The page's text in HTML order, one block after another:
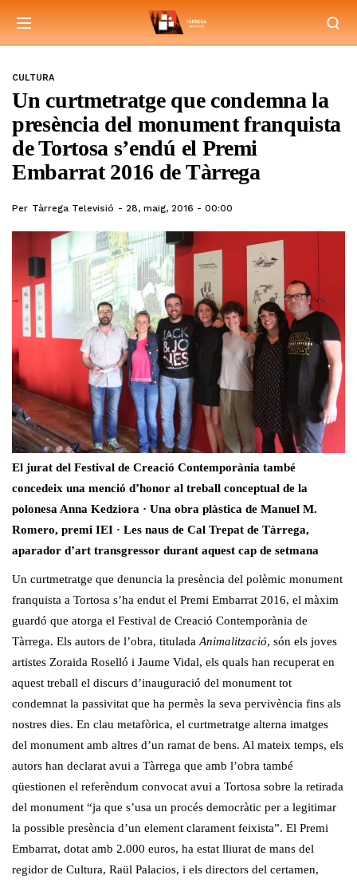
CULTURA
Un curtmetratge que condemna la
presència del monument franquista
de Tortosa s’endú el Premi
Embarrat 2016 de Tàrrega
Per Tàrrega Televisió 28, maig, 2016 - 00:00
El jurat del Festival de Creació Contemporània també
concedeix una menció d’honor al treball conceptual de la
polonesa Anna Kedziora · Una obra plàstica de Manuel M.
Romero, premi IEI · Les naus de Cal Trepat de Tàrrega,
aparador d’art transgressor durant aquest cap de setmana
Un curtmetratge que denuncia la presència del polèmic monument
franquista a Tortosa s’ha endut el Premi Embarrat 2016, el màxim
guardó que atorga el Festival de Creació Contemporània de
Tàrrega. Els autors de l’obra, tituladaAnimalització, són els joves
artistes Zoraida Roselló i Jaume Vidal, els quals han recuperat en
aquest treball el discurs d’inauguració del monument tot
condemnat la passivitat que ha permès la seva pervivència fins als
nostres dies. En clau metafòrica, el curtmetratge alterna imatges
del monument amb altres d’un ramat de bens. Al mateix temps, els
autors han declarat avui a Tàrrega que amb l’obra també
qüestionen el referèndum convocat avui a Tortosa sobre la retirada
del monument “ja que s’usa un procés democràtic per a legitimar
la possible presència d’un element clarament feixista”. El Premi
Embarrat, dotat amb 2.000 euros, ha estat lliurat de mans del
regidor de Cultura, Raül Palacios, i els directors del certamen,